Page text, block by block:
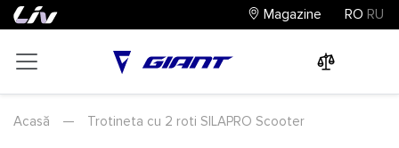
Magazine RO RU
Acasă — Trotineta cu 2 roti SILAPRO Scooter